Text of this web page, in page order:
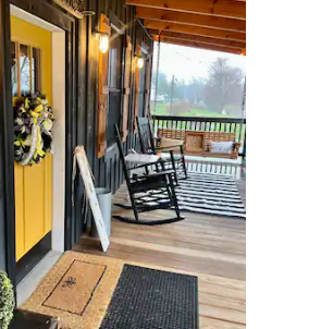
de 5. 115 evaluaciones